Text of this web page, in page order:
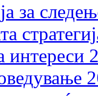
за
интереси